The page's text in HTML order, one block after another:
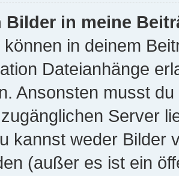
Bilder in meine
in deinem
Dateianhänge
Ansonsten musst
Server
kannst weder Bilder
(außer es ist ein